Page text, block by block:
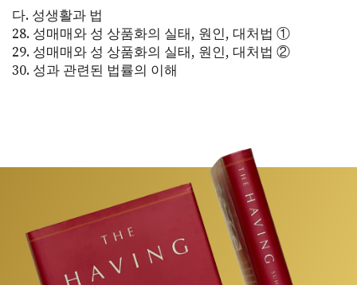
다. 성생활과 법
28. 성매매와 성 상품화의 실태, 원인, 대처법 ①
29. 성매매와 성 상품화의 실태, 원인, 대처법 ②
30. 성과 관련된 법률의 이해